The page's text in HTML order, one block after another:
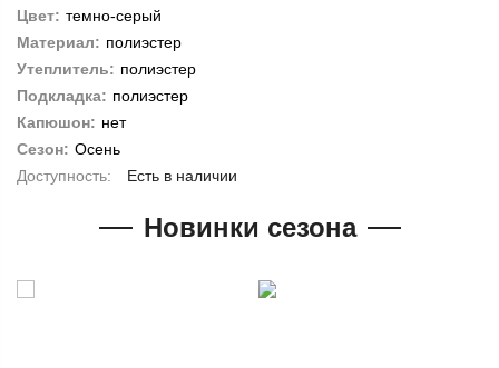
Цвет: темно-серый
Материал: полиэстер
Утеплитель: полиэстер
Подкладка: полиэстер
Капюшон: нет
Сезон: Осень
Есть в наличии
Новинки сезона